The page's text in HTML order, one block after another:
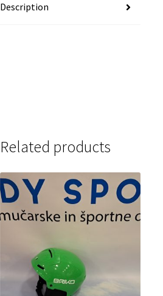
Description
Related products